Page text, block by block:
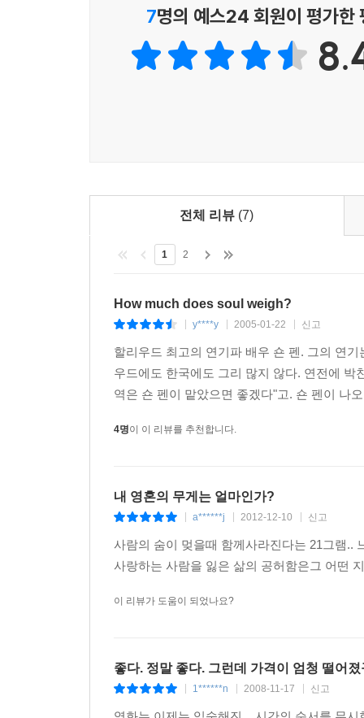
7명의 예스24 회원이 평가한
전체 리뷰 (7)
1 2
How much does soul weigh?
y****y 2005-01-22 신고
할리우드 최고의 연기파 배우 숀 펜. 그의 연
우드에도 한국에도 그리 많지 않다. 연전에
역은 숀 펜이 맡았으면 좋겠다"고. 숀 펜이 나
4명이 이 리뷰를 추천합니다.
내 영혼의 무게는 얼마인가?
a******j 2012-12-10 신고
사람의 숨이 멎을때 함께사라진다는 21그램..
사랑하는 사람을 잃은 삶의 공허함은그 어떤
이 리뷰가 도움이 되었나요?
좋다. 정말 좋다. 그런데 가격이 엄청 떨어
1******n 2008-11-17 신고